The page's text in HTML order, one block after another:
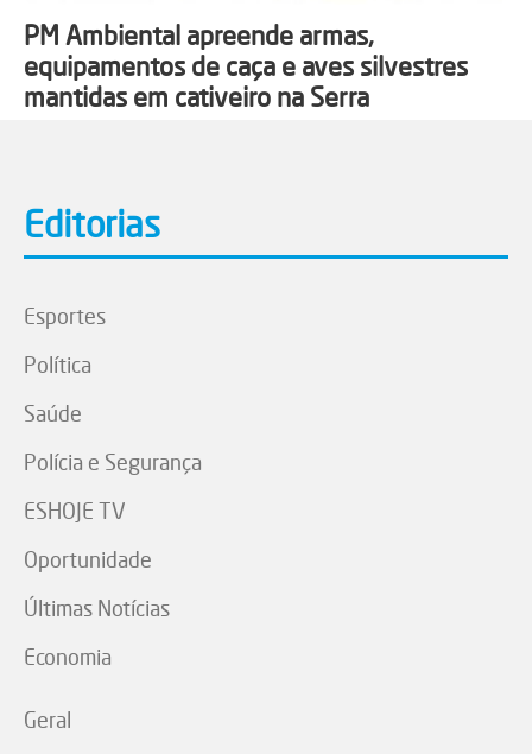
PM Ambiental apreende armas,
equipamentos de caça e aves silvestres
mantidas em cativeiro na Serra
Editorias
Esportes
Política
Saúde
Polícia e Segurança
ESHOJE TV
Oportunidade
Últimas Notícias
Economia
Geral